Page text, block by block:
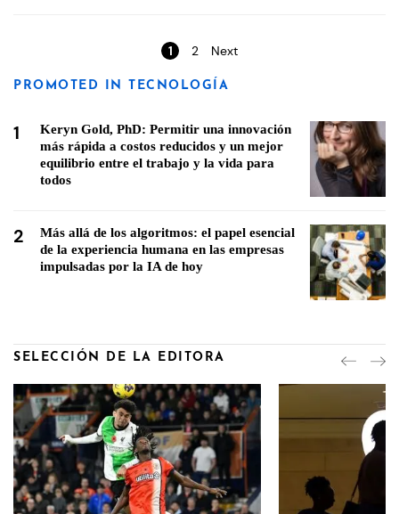
1 2 Next
PROMOTED IN TECNOLOGÍA
1
Keryn Gold, PhD: Permitir una innovación
más rápida a costos reducidos y un mejor
equilibrio entre el trabajo y la vida para
todos
2
Más allá de los algoritmos: el papel esencial
de la experiencia humana en las empresas
impulsadas por la IA de hoy
SELECCIÓN DE LA EDITORA